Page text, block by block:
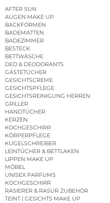
AFTER SUN
AUGEN MAKE UP
BACKFORMEN
BADEMATTEN
BADEZIMMER
BESTECK
BETTWÄSCHE
DEO & DEODORANTS
GÄSTETÜCHER
GESICHTSCREME
GESICHTSPFLEGE
GESICHTSREINIGUNG HERREN
GRILLER
HANDTÜCHER
KERZEN
KOCHGESCHIRR
KÖRPERPFLEGE
KUGELSCHREIBER
LEINTÜCHER & BETTLAKEN
LIPPEN MAKE UP
MÖBEL
UNISEX PARFUMS
KOCHGESCHIRR
RASIERER & RASUR ZUBEHÖR
TEINT | GESICHTS MAKE UP